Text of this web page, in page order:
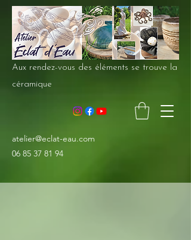
Aux rendez-vous des éléments se trouve la
céramique
atelier@eclat-eau.com
06 85 37 81 94